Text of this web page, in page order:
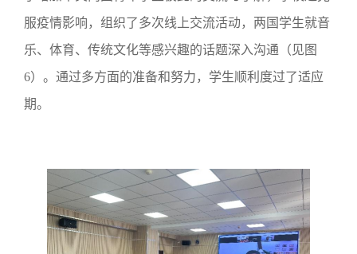
服疫情影响，组织了多次线上交流活动，两国学生就音
乐、体育、传统文化等感兴趣的话题深入沟通（见图
6）。通过多方面的准备和努力，学生顺利度过了适应
期。